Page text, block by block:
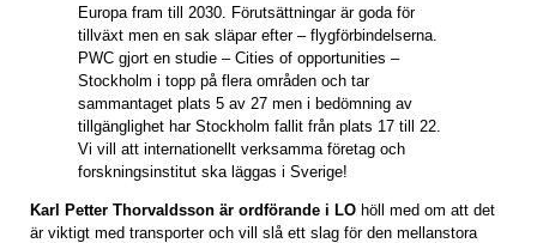
Europa fram till 2030. Förutsättningar är goda för
tillväxt men en sak släpar efter – flygförbindelserna.
PWC gjort en studie – Cities of opportunities –
Stockholm i topp på flera områden och tar
sammantaget plats 5 av 27 men i bedömning av
tillgänglighet har Stockholm fallit från plats 17 till 22.
Vi vill att internationellt verksamma företag och
forskningsinstitut ska läggas i Sverige!
Karl Petter Thorvaldsson är ordförande i LO höll med om att det
är viktigt med transporter och vill slå ett slag för den mellanstora